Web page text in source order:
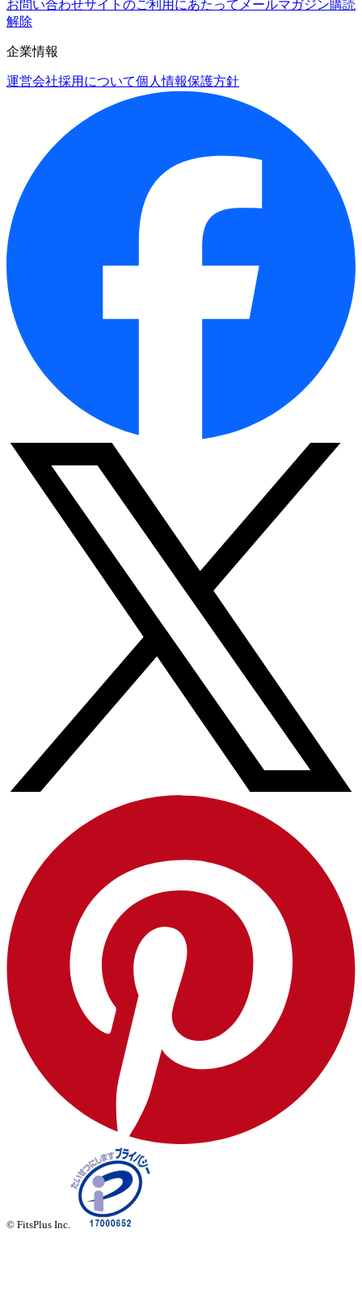
お問い合わせサイトのご利用にあたって メールマガジン購読
解除
企業情報
運営会社採用について個人情報保護方針
© FitsPlus Inc.